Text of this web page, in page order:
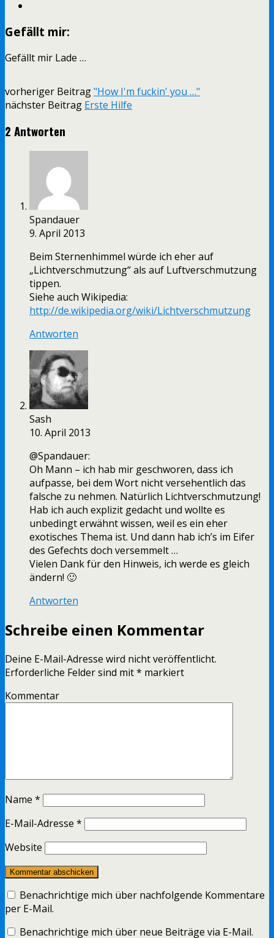
Gefällt mir:
Gefällt mir Lade …
vorheriger Beitrag"How I'm fuckin' you …"
nächster Beitrag Erste Hilfe
2 Antworten
Spandauer
9. April 2013
Beim Sternenhimmel würde ich eher auf
„Lichtverschmutzung“ als auf Luftverschmutzung
tippen.
Siehe auch Wikipedia:
http://de.wikipedia.org/wiki/Lichtverschmutzung
Antworten
Sash
10. April 2013
@Spandauer:
Oh Mann – ich hab mir geschworen, dass ich
aufpasse, bei dem Wort nicht versehentlich das
falsche zu nehmen. Natürlich Lichtverschmutzung!
Hab ich auch explizit gedacht und wollte es
unbedingt erwähnt wissen, weil es ein eher
exotisches Thema ist. Und dann hab ich’s im Eifer
des Gefechts doch versemmelt …
Vielen Dank für den Hinweis, ich werde es gleich
ändern! 🙂
Antworten
Schreibe einen Kommentar
Deine E-Mail-Adresse wird nicht veröffentlicht.
Erforderliche Felder sind mit* markiert
Kommentar
Name *
E-Mail-Adresse *
Website
Benachrichtige mich über nachfolgende Kommentare
per E-Mail.
Benachrichtige mich über neue Beiträge via E-Mail.